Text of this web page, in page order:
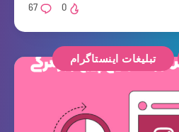
67 0
تبلیغات اینستاگرام